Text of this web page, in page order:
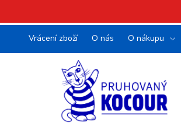
Vrácení zboží O nás O nákupu